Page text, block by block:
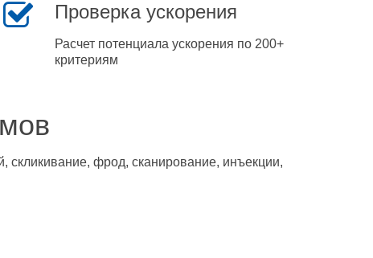
Проверка ускорения
Расчет потенциала ускорения по 200+
критериям
скликивание, фрод, сканирование, инъекции,